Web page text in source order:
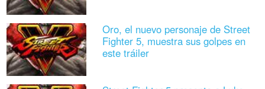
Oro, el nuevo personaje de Street
Fighter 5, muestra sus golpes en
este tráiler